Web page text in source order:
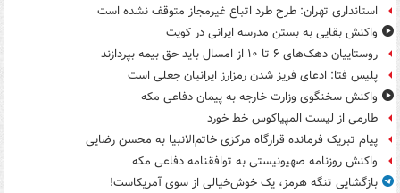
استانداری تهران: طرح طرد اتباع غیرمجاز متوقف نشده است
واکنش بقایی به بستن مدرسه ایرانی در کویت
روستاییان دهک‌های ۶ تا ۱۰ از امسال باید حق بیمه بپردازند
پلیس فتا: ادعای فریز شدن رمزارز ایرانیان جعلی است
واکنش سخنگوی وزارت خارجه به پیمان دفاعی مکه
طارمی از لیست المپیاکوس خط خورد
پیام تبریک فرمانده قرارگاه مرکزی خاتم‌الانبیا به محسن رضایی
واکنش روزنامه صهیونیستی به توافقنامه دفاعی مکه
بازگشایی تنگه هرمز، یک خوش‌خیالی از سوی آمریکاست!